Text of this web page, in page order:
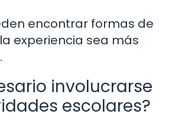
encontrar formas de
experiencia sea más
involucrarse
escolares?